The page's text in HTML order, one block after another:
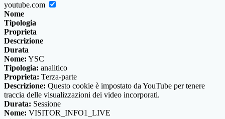
youtube.com
Nome
Tipologia
Proprieta
Descrizione
Durata
Nome: YSC
Tipologia: analitico
Proprieta: Terza-parte
Descrizione: Questo cookie è impostato da YouTube per tenere
traccia delle visualizzazioni dei video incorporati.
Durata: Sessione
Nome: VISITOR_INFO1_LIVE